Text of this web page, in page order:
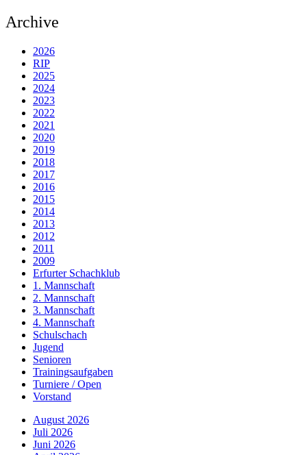
Archive
2026
RIP
2025
2024
2023
2022
2021
2020
2019
2018
2017
2016
2015
2014
2013
2012
2011
2009
Erfurter Schachklub
1. Mannschaft
2. Mannschaft
3. Mannschaft
4. Mannschaft
Schulschach
Jugend
Senioren
Trainingsaufgaben
Turniere / Open
Vorstand
August 2026
Juli 2026
Juni 2026